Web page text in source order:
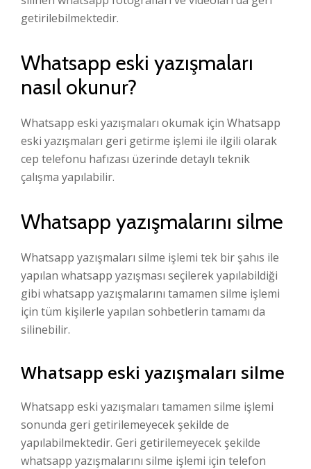
getirilebilmektedir.
Whatsapp eski yazışmaları
nasıl okunur?
Whatsapp eski yazışmaları okumak için Whatsapp
eski yazışmaları geri getirme işlemi ile ilgili olarak
cep telefonu hafızası üzerinde detaylı teknik
çalışma yapılabilir.
Whatsapp yazışmalarını silme
Whatsapp yazışmaları silme işlemi tek bir şahıs ile
yapılan whatsapp yazışması seçilerek yapılabildiği
gibi whatsapp yazışmalarını tamamen silme işlemi
için tüm kişilerle yapılan sohbetlerin tamamı da
silinebilir.
Whatsapp eski yazışmaları silme
Whatsapp eski yazışmaları tamamen silme işlemi
sonunda geri getirilemeyecek şekilde de
yapılabilmektedir. Geri getirilemeyecek şekilde
whatsapp yazışmalarını silme işlemi için telefon